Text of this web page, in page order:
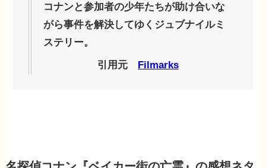
コナンと参加者の少年たちが助け合いな
がら事件を解決してゆくジュブナイルミ
ステリー。
引用元 Filmarks